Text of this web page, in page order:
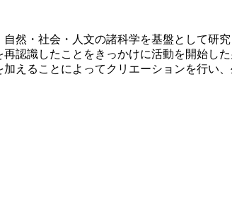
然・社会・人文の諸科学を基盤として研
認識したことをきっかけに活動を開始した
えることによってクリエーションを行い